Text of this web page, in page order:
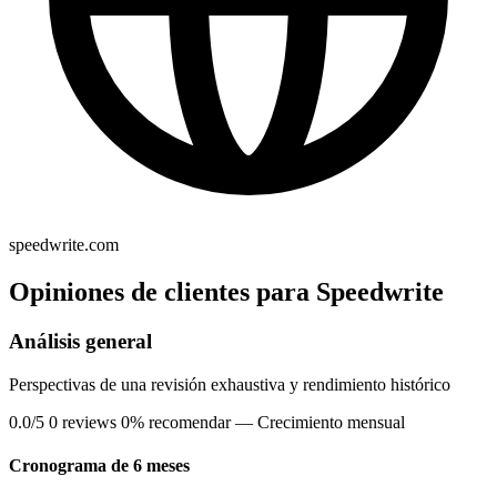
speedwrite.com
Opiniones de clientes para Speedwrite
Análisis general
Perspectivas de una revisión exhaustiva y rendimiento histórico
0.0/5 0 reviews 0% recomendar — Crecimiento mensual
Cronograma de 6 meses